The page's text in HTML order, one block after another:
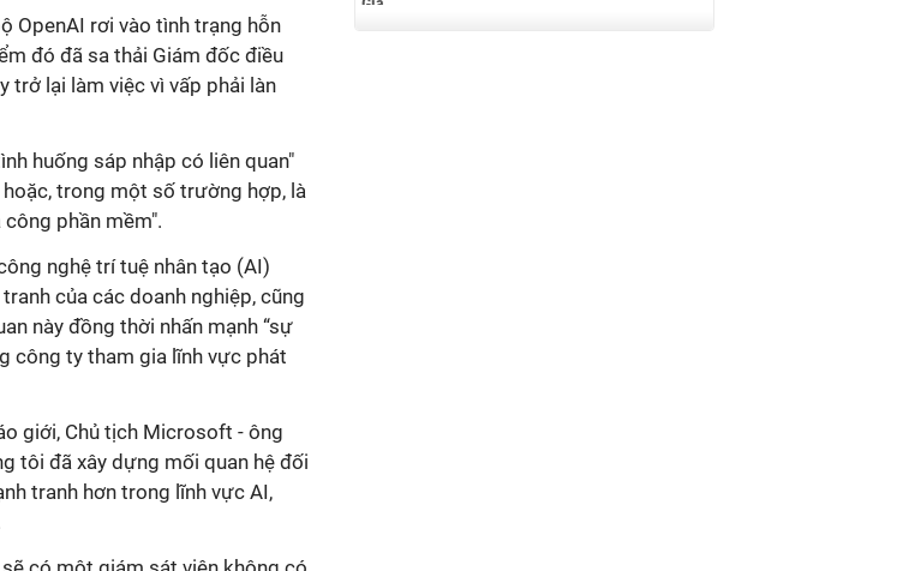
OpenAI rơi vào tình trạng hỗn
đó đã sa thải Giám đốc điều
trở lại làm việc vì vấp phải làn
huống sáp nhập có liên quan"
trong một số trường hợp, là
phần mềm".
nghệ trí tuệ nhân tạo (AI)
của các doanh nghiệp, cũng
này đồng thời nhấn mạnh “sự
công ty tham gia lĩnh vực phát
giới, Chủ tịch Microsoft - ông
tôi đã xây dựng mối quan hệ đối
tranh hơn trong lĩnh vực AI,